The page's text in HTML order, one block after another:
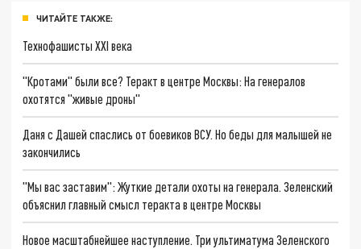
ЧИТАЙТЕ ТАКЖЕ:
Технофашисты XXI века
"Кротами" были все? Теракт в центре Москвы: На генералов
охотятся "живые дроны"
Даня с Дашей спаслись от боевиков ВСУ. Но беды для малышей не
закончились
"Мы вас заставим": Жуткие детали охоты на генерала. Зеленский
объяснил главный смысл теракта в центре Москвы
Новое масштабнейшее наступление. Три ультиматума Зеленского